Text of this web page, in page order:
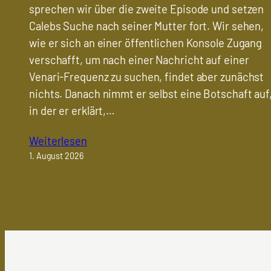
sprechen wir über die zweite Episode und setzen
Calebs Suche nach seiner Mutter fort. Wir sehen,
wie er sich an einer öffentlichen Konsole Zugang
verschafft, um nach einer Nachricht auf einer
Venari-Frequenz zu suchen, findet aber zunächst
nichts. Danach nimmt er selbst eine Botschaft auf,
in der er erklärt,…
Weiterlesen
1. August 2026